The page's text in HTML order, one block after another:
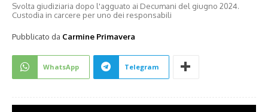
Svolta giudiziaria dopo l'agguato ai Decumani del giugno 2024.
Custodia in carcere per uno dei responsabili
Pubblicato da Carmine Primavera
WhatsApp Telegram